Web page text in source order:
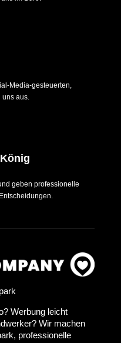
Media-gesteuerten,
uns aus.
geben professionelle
Werbung leicht
Wir machen
professionelle